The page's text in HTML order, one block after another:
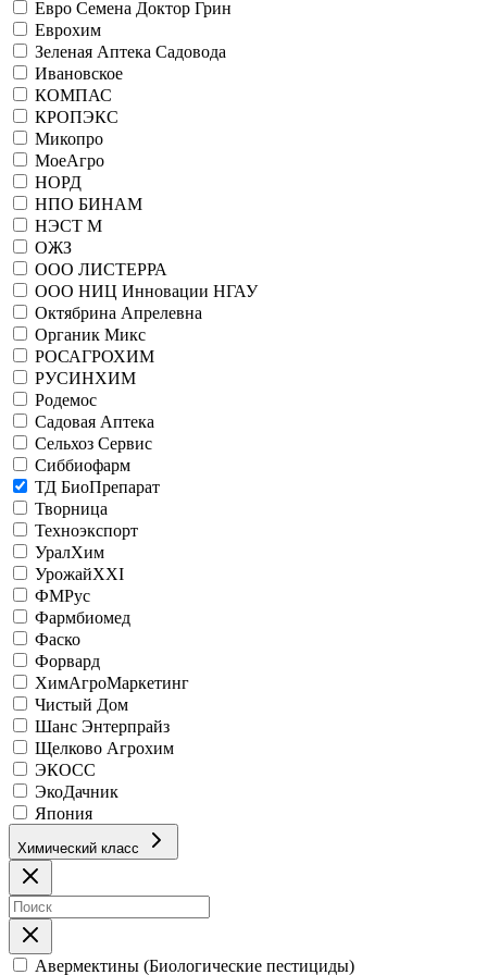
Евро Семена Доктор Грин
Еврохим
Зеленая Аптека Садовода
Ивановское
КОМПАС
КРОПЭКС
Микопро
МоеАгро
НОРД
НПО БИНАМ
НЭСТ М
ОЖЗ
ООО ЛИСТЕРРА
ООО НИЦ Инновации НГАУ
Октябрина Апрелевна
Органик Микс
РОСАГРОХИМ
РУСИНХИМ
Родемос
Садовая Аптека
Сельхоз Сервис
Сиббиофарм
ТД БиоПрепарат
Творница
Техноэкспорт
УралХим
УрожайХХI
ФМРус
Фармбиомед
Фаско
Форвард
ХимАгроМаркетинг
Чистый Дом
Шанс Энтерпрайз
Щелково Агрохим
ЭКОСС
ЭкоДачник
Япония
Химический класс
Авермектины (Биологические пестициды)